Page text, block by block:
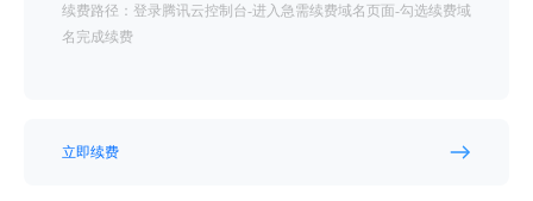
续费路径：登录腾讯云控制台-进入急需续费域名页面-勾选续费域
名完成续费
立即续费